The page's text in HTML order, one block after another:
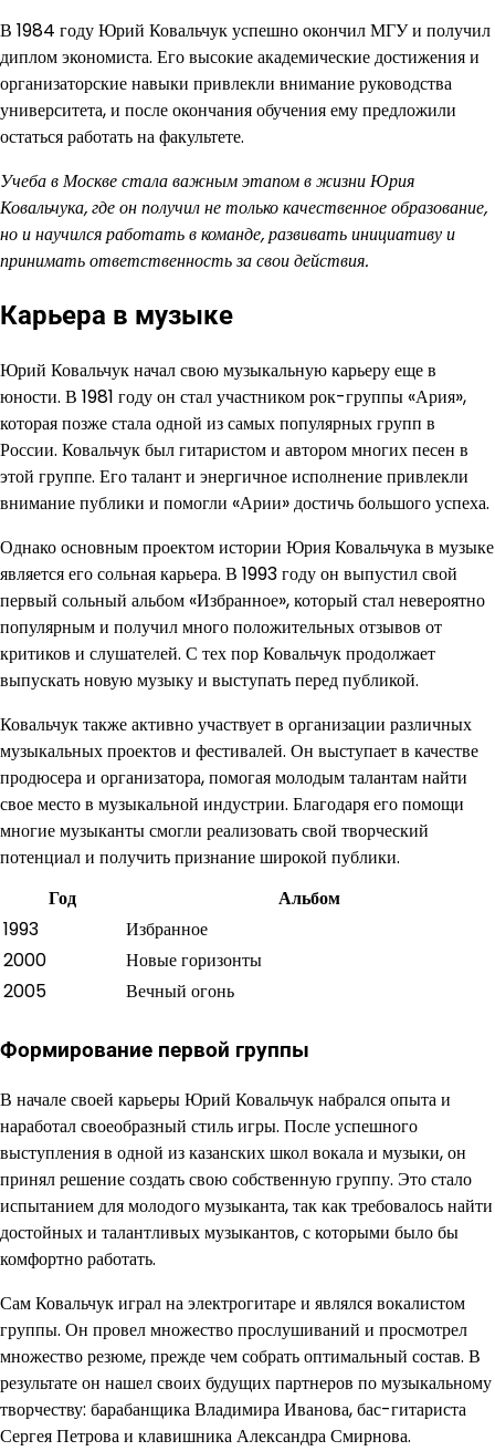
В 1984 году Юрий Ковальчук успешно окончил МГУ и получил
диплом экономиста. Его высокие академические достижения и
организаторские навыки привлекли внимание руководства
университета, и после окончания обучения ему предложили
остаться работать на факультете.
Учеба в Москве стала важным этапом в жизни Юрия
Ковальчука, где он получил не только качественное образование,
но и научился работать в команде, развивать инициативу и
принимать ответственность за свои действия.
Карьера в музыке
Юрий Ковальчук начал свою музыкальную карьеру еще в
юности. В 1981 году он стал участником рок-группы «Ария»,
которая позже стала одной из самых популярных групп в
России. Ковальчук был гитаристом и автором многих песен в
этой группе. Его талант и энергичное исполнение привлекли
внимание публики и помогли «Арии» достичь большого успеха.
Однако основным проектом истории Юрия Ковальчука в музыке
является его сольная карьера. В 1993 году он выпустил свой
первый сольный альбом «Избранное», который стал невероятно
популярным и получил много положительных отзывов от
критиков и слушателей. С тех пор Ковальчук продолжает
выпускать новую музыку и выступать перед публикой.
Ковальчук также активно участвует в организации различных
музыкальных проектов и фестивалей. Он выступает в качестве
продюсера и организатора, помогая молодым талантам найти
свое место в музыкальной индустрии. Благодаря его помощи
многие музыканты смогли реализовать свой творческий
потенциал и получить признание широкой публики.
Год
Альбом
1993
Избранное
2000
Новые горизонты
2005
Вечный огонь
Формирование первой группы
В начале своей карьеры Юрий Ковальчук набрался опыта и
наработал своеобразный стиль игры. После успешного
выступления в одной из казанских школ вокала и музыки, он
принял решение создать свою собственную группу. Это стало
испытанием для молодого музыканта, так как требовалось найти
достойных и талантливых музыкантов, с которыми было бы
комфортно работать.
Сам Ковальчук играл на электрогитаре и являлся вокалистом
группы. Он провел множество прослушиваний и просмотрел
множество резюме, прежде чем собрать оптимальный состав. В
результате он нашел своих будущих партнеров по музыкальному
творчеству: барабанщика Владимира Иванова, бас-гитариста
Сергея Петрова и клавишника Александра Смирнова.